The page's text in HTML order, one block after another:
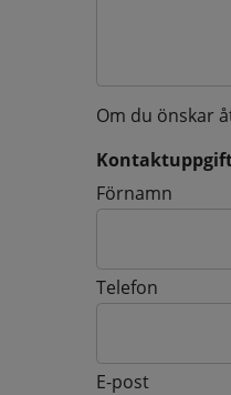
Om du önskar
Förnamn
Telefon
E-post